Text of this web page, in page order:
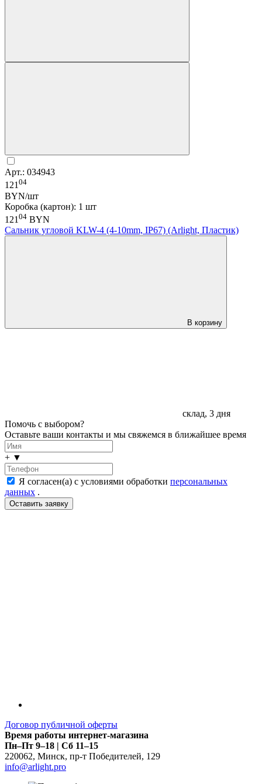
Арт.: 034943
12104
BYN/шт
Коробка (картон): 1 шт
121 04 BYN
Сальник угловой KLW-4 (4-10mm, IP67) (Arlight, Пластик)
В корзину
склад, 3 дня
Помочь с выбором?
Оставьте ваши контакты и мы свяжемся в ближайшее время
+ ▼
Я согласен(а) с условиями обработки персональных
данных .
Договор публичной оферты
Время работы интернет-магазина
Пн–Пт 9–18 | Сб 11–15
220062, Минск, пр-т Победителей, 129
info@arlight.pro